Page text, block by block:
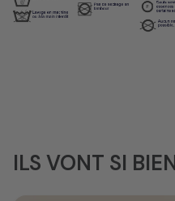
ILS VONT SI